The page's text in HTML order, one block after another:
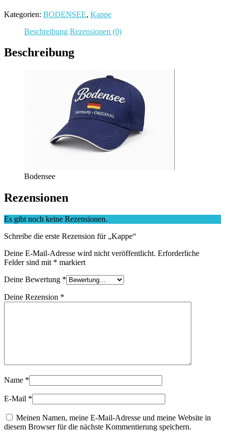
Kategorien: BODENSEE, Kappe
Beschreibung Rezensionen (0)
Beschreibung
Bodensee
Rezensionen
Es gibt noch keine Rezensionen.
Schreibe die erste Rezension für „Kappe“
Deine E-Mail-Adresse wird nicht veröffentlicht. Erforderliche
Felder sind mit * markiert
Deine Bewertung *
Deine Rezension *
Name *
E-Mail *
Meinen Namen, meine E-Mail-Adresse und meine Website in
diesem Browser für die nächste Kommentierung speichern.